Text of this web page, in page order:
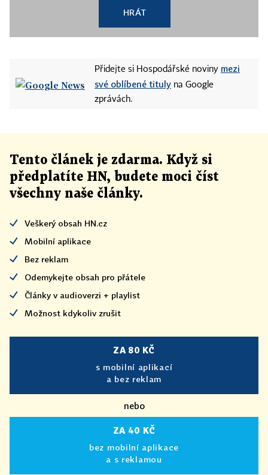
HRÁT
Přidejte si Hospodářské noviny mezi
své oblíbené tituly na Google
zprávách.
Tento článek je zdarma. Když si
předplatíte HN, budete moci číst
všechny naše články.
Veškerý obsah HN.cz
Mobilní aplikace
Bez reklam
Odemykejte obsah pro přátele
Články v audioverzi + playlist
Možnost kdykoliv zrušit
ZA 80 KČ
s mobilní aplikací
a bez reklam
nebo
ZA 40 KČ
bez mobilní aplikace
a s reklamou